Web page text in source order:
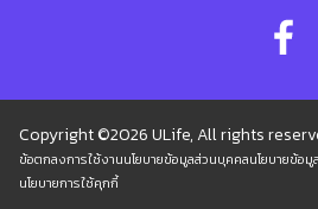
Copyright ©2026 ULife, All rights
ข้อตกลงการใช้งานนโยบายข้อมูลส่วนบุคคลนโยบายข้อ
นโยบายการใช้คุกกี้